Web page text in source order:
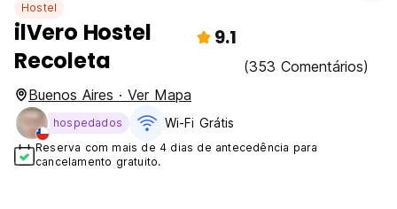
Hostel
ilVero Hostel
Recoleta
9.1
(353 Comentários)
Buenos Aires · Ver Mapa
hospedados Wi-Fi Grátis
Reserva com mais de 4 dias de antecedência para
cancelamento gratuito.